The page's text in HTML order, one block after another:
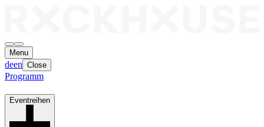
Menu
deen Close
Programm
Eventreihen